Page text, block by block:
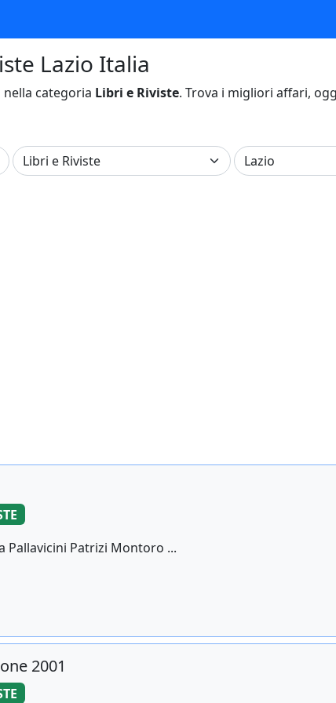
Lazio Italia
categoria Libri e Riviste. Trova i migliori affari,
Pallavicini Patrizi Montoro ...
2001